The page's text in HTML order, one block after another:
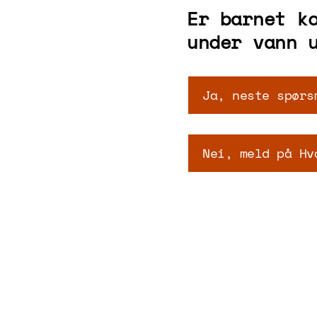
Er barnet
under vann
Ja, neste
Nei, meld på